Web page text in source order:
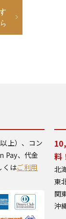
上）、コン
Pay、代金
くはご利用
料
北
東
関
沖